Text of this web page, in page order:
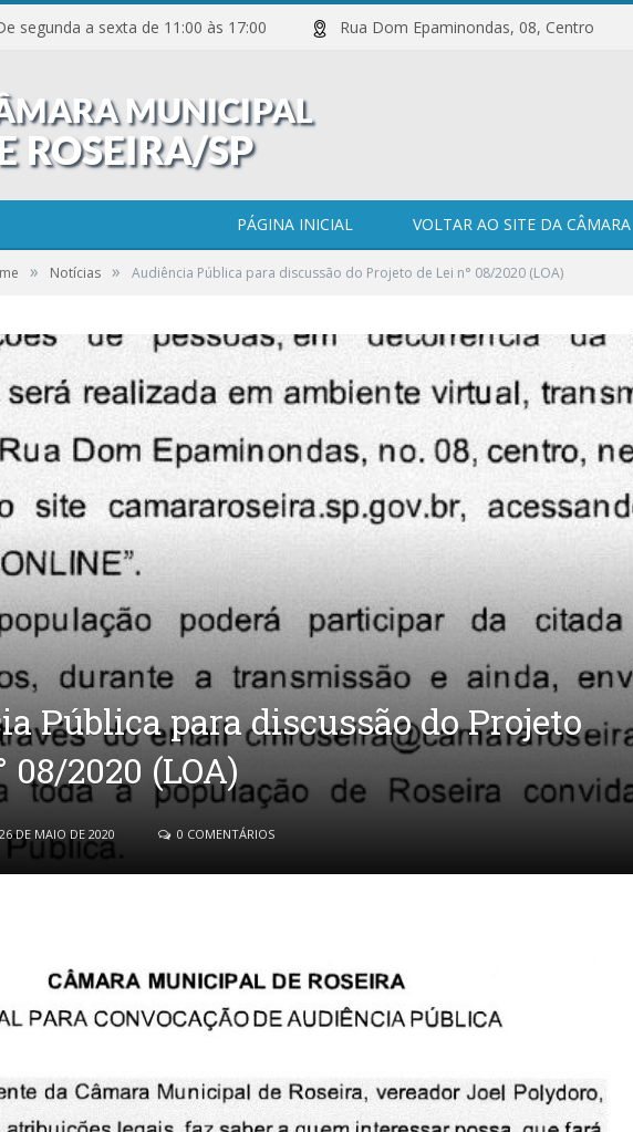
segunda a sexta de 11:00 às 17:00 Rua Dom Epaminondas, 08, Centro
PÁGINA INICIAL VOLTAR AO SITE DA CÂMARA
» Notícias » Audiência Pública para discussão do Projeto de Lei n° 08/2020 (LOA)
Pública para discussão do Projeto
08/2020 (LOA)
26 DE MAIO DE 2020 0 COMENTÁRIOS